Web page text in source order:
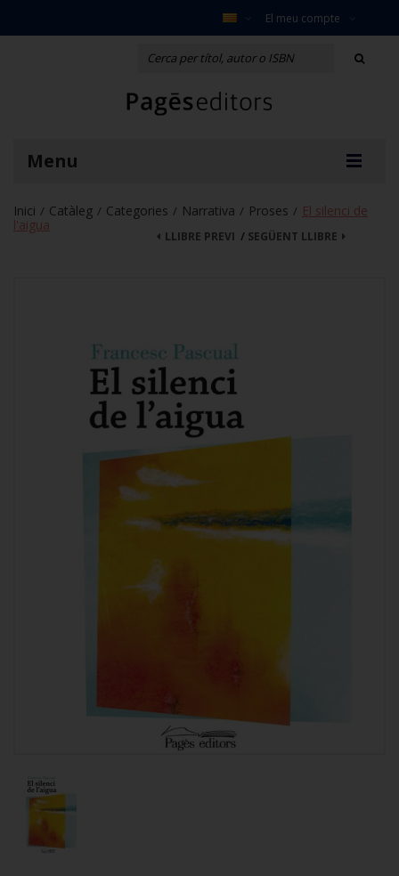
El meu compte
Menu
Inici / Catàleg / Categories / Narrativa / Proses / El silenci de
l'aigua
SEGÜENT LLIBRE
LLIBRE PREVI /